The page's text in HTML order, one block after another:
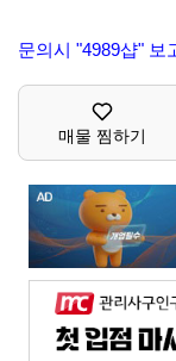
문의시 "4989샵" 보
매물 찜하기